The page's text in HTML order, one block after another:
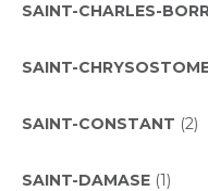
SAINT-CHARLES-
SAINT-
SAINT-CONSTANT (2)
SAINT-DAMASE (1)